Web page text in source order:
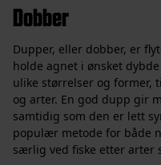
Dobber
Dupper, eller dobber, er
holde agnet i ønsket
ulike størrelser og former,
og arter. En god dupp gir
samtidig som den er lett
populær metode for både
særlig ved fiske etter arter